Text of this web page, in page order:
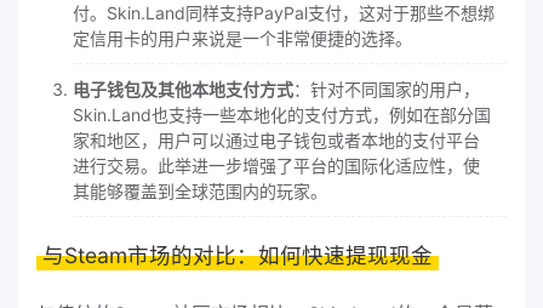
付。Skin.Land同样支持PayPal支付，这对于那些不想绑
定信用卡的用户来说是一个非常便捷的选择。
电子钱包及其他本地支付方式：针对不同国家的用户，
Skin.Land也支持一些本地化的支付方式，例如在部分国
家和地区，用户可以通过电子钱包或者本地的支付平台
进行交易。此举进一步增强了平台的国际化适应性，使
其能够覆盖到全球范围内的玩家。
与Steam市场的对比：如何快速提现现金